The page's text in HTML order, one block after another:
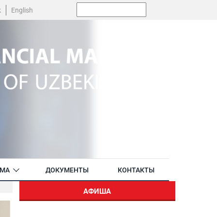
English
ДОКУМЕНТЫ КОНТАКТЫ
АФИША